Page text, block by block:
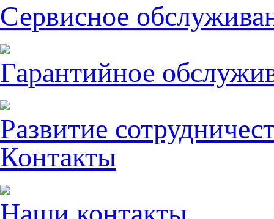
Сервисное
Гарантийное
Развитие
Контакты